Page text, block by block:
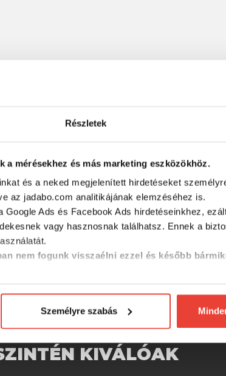
Részletek
a mérésekhez és más marketing eszközökhöz.
és a neked megjelenített hirdetéseket
az jadabo.com analitikájának elemzéséhez is.
Ads és Facebook Ads hirdetéseinkhez,
vagy hasznosnak találhatsz. Ennek a
nem fogunk visszaélni ezzel és később
Személyre szabás
ADATOK
KIVÁLÓAK